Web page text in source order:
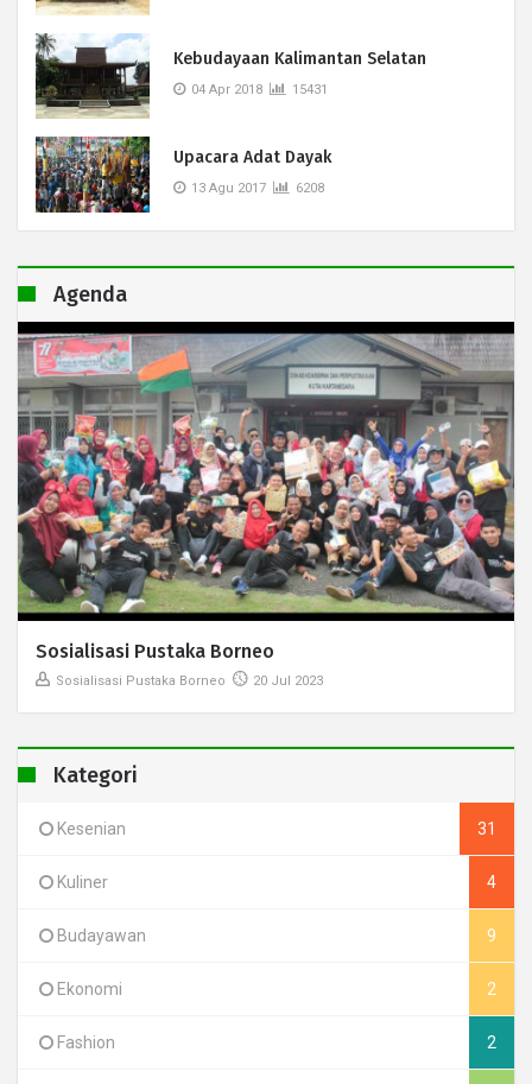
Kebudayaan Kalimantan Selatan
04 Apr 2018 15431
Upacara Adat Dayak
13 Agu 2017 6208
Agenda
Sosialisasi Pustaka Borneo
Sosialisasi Pustaka Borneo 20 Jul 2023
Kategori
Kesenian 31
Kuliner 4
Budayawan 9
Ekonomi 2
Fashion 2